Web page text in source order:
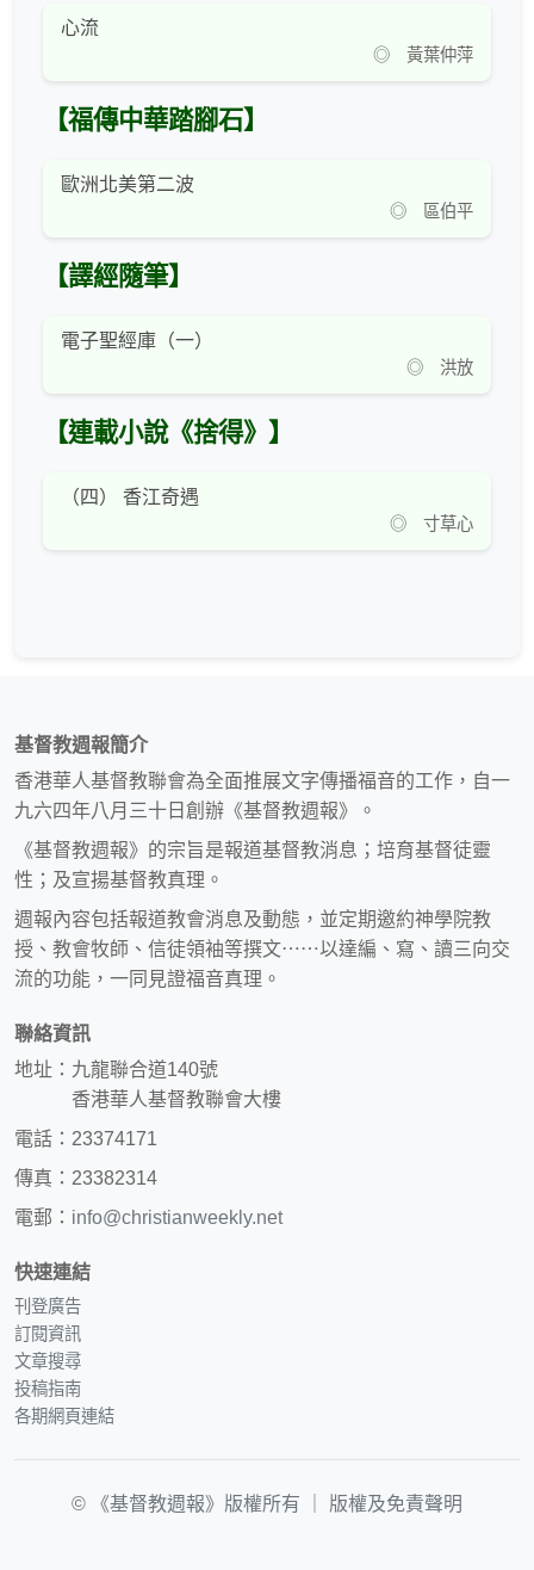
心流
◎ 黃葉仲萍
【福傳中華踏腳石】
歐洲北美第二波
◎ 區伯平
【譯經隨筆】
電子聖經庫（一）
◎ 洪放
【連載小說《捨得》】
（四） 香江奇遇
◎ 寸草心
基督教週報簡介
香港華人基督教聯會為全面推展文字傳播福音的工作，自一
九六四年八月三十日創辦《基督教週報》。
《基督教週報》的宗旨是報道基督教消息；培育基督徒靈
性；及宣揚基督教真理。
週報內容包括報道教會消息及動態，並定期邀約神學院教
授、教會牧師、信徒領袖等撰文⋯⋯以達編、寫、讀三向交
流的功能，一同見證福音真理。
聯絡資訊
地址：九龍聯合道140號
香港華人基督教聯會大樓
電話：23374171
傳真：23382314
電郵： info@christianweekly.net
快速連結
刊登廣告
訂閱資訊
文章搜尋
投稿指南
各期網頁連結
© 《基督教週報》版權所有 ｜ 版權及免責聲明